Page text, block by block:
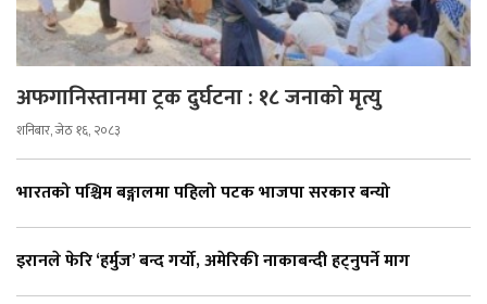
अफगानिस्तानमा ट्रक दुर्घटना : १८ जनाको मृत्यु
शनिबार, जेठ १६, २०८३
भारतको पश्चिम बङ्गालमा पहिलो पटक भाजपा सरकार बन्यो
इरानले फेरि ‘हर्मुज’ बन्द गर्यो, अमेरिकी नाकाबन्दी हट्नुपर्ने माग